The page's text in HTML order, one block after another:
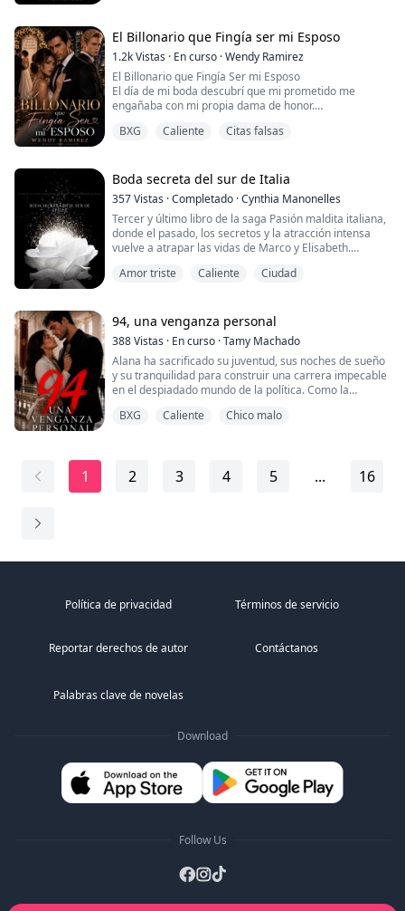
Secretos, obsesiones, mentiras y traiciones rodearán a
la genio de la te...
El Billonario que Fingía ser mi Esposo
1.2kVistas · En curso ·Wendy Ramirez
El Billonario que Fingía Ser mi Esposo
El día de mi boda descubrí que mi prometido me
engañaba con mi propia dama de honor.
altar... y terminé escondida en el auto de un
Deubel, un poderoso billonario y el peor enemigo de mi
ex.
Cuando todos creen que acabamos de casarnos,
Fernando decid...
BXG Caliente Citas falsas
Boda secreta del sur de Italia
357Vistas ·Completado ·Cynthia Manonelles
Tercer y último libro de la saga Pasión maldita italiana,
donde el pasado, los secretos y la atracción intensa
vuelve a atrapar las vidas de Marco y Elisabeth.
Elisabeth y Marco habían terminado separados
haber quedado embarazada tras el último encuentro
de pasión que habían tenido antes de aleja...
Amor triste Caliente Ciudad
94, una venganza personal
388Vistas · En curso ·Tamy Machado
Alana ha sacrificado su juventud, sus noches de sueño
y su tranquilidad para construir una carrera impecable
en el despiadado mundo de la política. Como la
futuro parecía brillante y bajo control. Hasta que una
Ian Cooper es el hijo descarriado, volátil y peligroso del
BXG Caliente Chico malo
1 2 3 4 5 ... 16
Política de privacidad Términos de servicio
Reportar derechos de autor Contáctanos
Palabras clave de novelas
Download
Follow Us